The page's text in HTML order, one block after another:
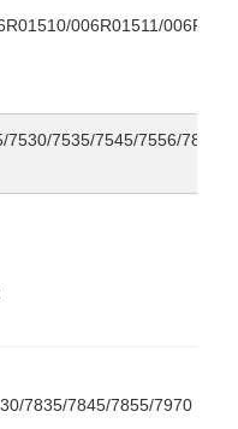
006R01511/
7530/7535/7545/7556/7830/
7835/7845/7855/7970